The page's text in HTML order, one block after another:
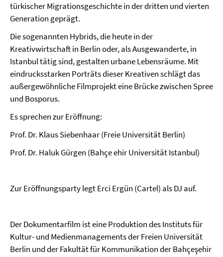
türkischer Migrationsgeschichte in der dritten und vierten
Generation geprägt.
Die sogenannten Hybrids, die heute in der
Kreativwirtschaft in Berlin oder, als Ausgewanderte, in
Istanbul tätig sind, gestalten urbane Lebensräume. Mit
eindrucksstarken Porträts dieser Kreativen schlägt das
außergewöhnliche Filmprojekt eine Brücke zwischen Spree
und Bosporus.
Es sprechen zur Eröffnung:
Prof. Dr. Klaus Siebenhaar (Freie Universität Berlin)
Prof. Dr. Haluk Gürgen (Bahçe ehir Universität Istanbul)
Zur Eröffnungsparty legt Erci Ergün (Cartel) als DJ auf.
Der Dokumentarfilm ist eine Produktion des Instituts für
Kultur- und Medienmanagements der Freien Universität
Berlin und der Fakultät für Kommunikation der Bahçeşehir